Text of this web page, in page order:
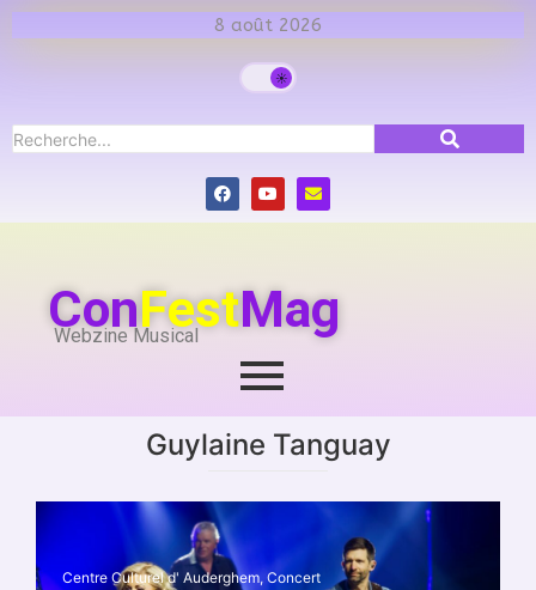
8 août 2026
ConFestMag
Webzine Musical
Guylaine Tanguay
Centre Culturel d' Auderghem, Concert